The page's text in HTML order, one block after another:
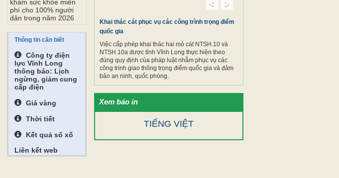
khám sức khỏe miễn
phí cho 100% người
dân trong năm 2026
Thông tin cần biết
Công ty điện
lực Vĩnh Long
thông báo: Lịch
ngừng, giảm cung
cấp điện
Giá vàng
Thời tiết
Kết quả sổ xố
Liên kết web
Khai thác cát phục vụ các công trình trọng điểm
quốc gia
Việc cấp phép khai thác hai mỏ cát NTSH.10 và
NTSH.10a được tỉnh Vĩnh Long thực hiện theo
đúng quy định của pháp luật nhằm phục vụ các
công trình giao thông trọng điểm quốc gia và đảm
bảo an ninh, quốc phòng.
Xem báo in
TIẾNG VIỆT